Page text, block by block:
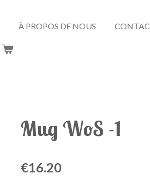
À PROPOS DE NOUS
Mug WoS -1
€16.20